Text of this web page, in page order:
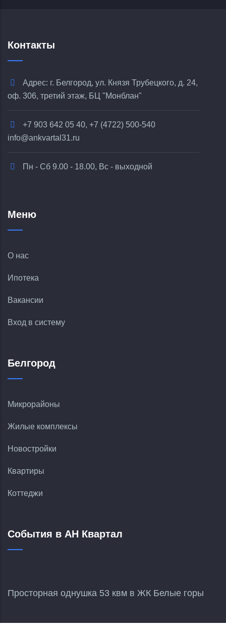
Контакты
Адрес: г. Белгород, ул. Князя Трубецкого, д. 24,
оф. 306, третий этаж, БЦ "Монблан"
+7 903 642 05 40, +7 (4722) 500-540
info@ankvartal31.ru
Пн - Сб 9.00 - 18.00, Вс - выходной
Меню
О нас
Ипотека
Вакансии
Вход в систему
Белгород
Микрорайоны
Жилые комплексы
Новостройки
Квартиры
Коттеджи
События в АН Квартал
Просторная однушка 53 квм в ЖК Белые горы